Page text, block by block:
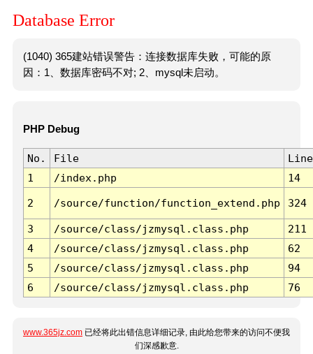
Database Error
(1040) 365建站错误警告：连接数据库失败，可能的原
因：1、数据库密码不对; 2、mysql未启动。
PHP Debug
No. File
Line
1
/index.php 14
2 /source/function/function_extend.php 324
3 /source/class/jzmysql.class.php
211
4
/source/class/jzmysql.class.php
62
5
/source/class/jzmysql.class.php
94
6
/source/class/jzmysql.class.php 76
www.365jz.com 已经将此出错信息详细记录, 由此给您带来的访问不便我
们深感歉意.